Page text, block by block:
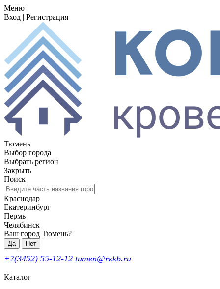
Меню
Вход | Регистрация
Тюмень
Выбор города
Выбрать регион
Закрыть
Поиск
Краснодар
Екатеринбург
Пермь
Челябинск
Ваш город Тюмень?
Да Нет
+7(3452) 55-12-12 tumen@rkkb.ru
Каталог